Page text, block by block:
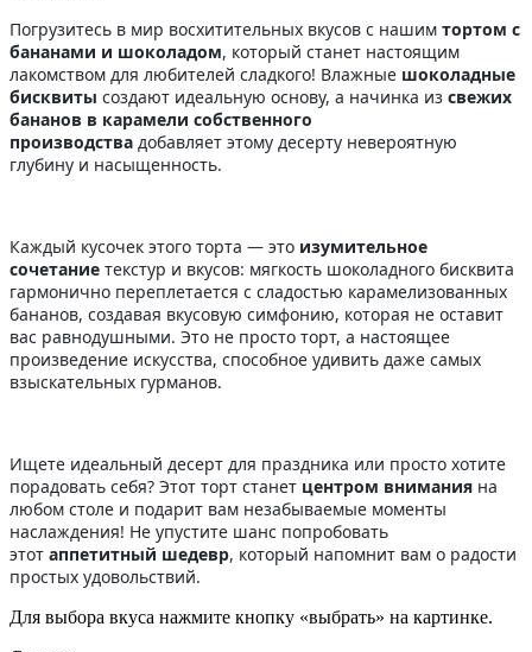
Погрузитесь в мир восхитительных вкусов с нашим тортом с
бананами и шоколадом, который станет настоящим
лакомством для любителей сладкого! Влажные шоколадные
бисквиты создают идеальную основу, а начинка из свежих
бананов в карамели собственного
производства добавляет этому десерту невероятную
глубину и насыщенность.
Каждый кусочек этого торта — это изумительное
сочетание текстур и вкусов: мягкость шоколадного бисквита
гармонично переплетается с сладостью карамелизованных
бананов, создавая вкусовую симфонию, которая не оставит
вас равнодушными. Это не просто торт, а настоящее
произведение искусства, способное удивить даже самых
взыскательных гурманов.
Ищете идеальный десерт для праздника или просто хотите
порадовать себя? Этот торт станет центром внимания на
любом столе и подарит вам незабываемые моменты
наслаждения! Не упустите шанс попробовать
этот аппетитный шедевр, который напомнит вам о радости
простых удовольствий.
Для выбора вкуса нажмите кнопку «выбрать» на картинке.